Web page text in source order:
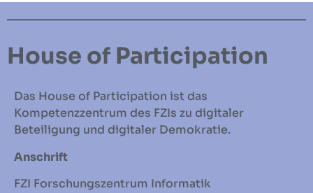
House of Participation
Das House of Participation ist das
Kompetenzzentrum des FZIs zu digitaler
Beteiligung und digitaler Demokratie.
Anschrift
FZI Forschungszentrum Informatik